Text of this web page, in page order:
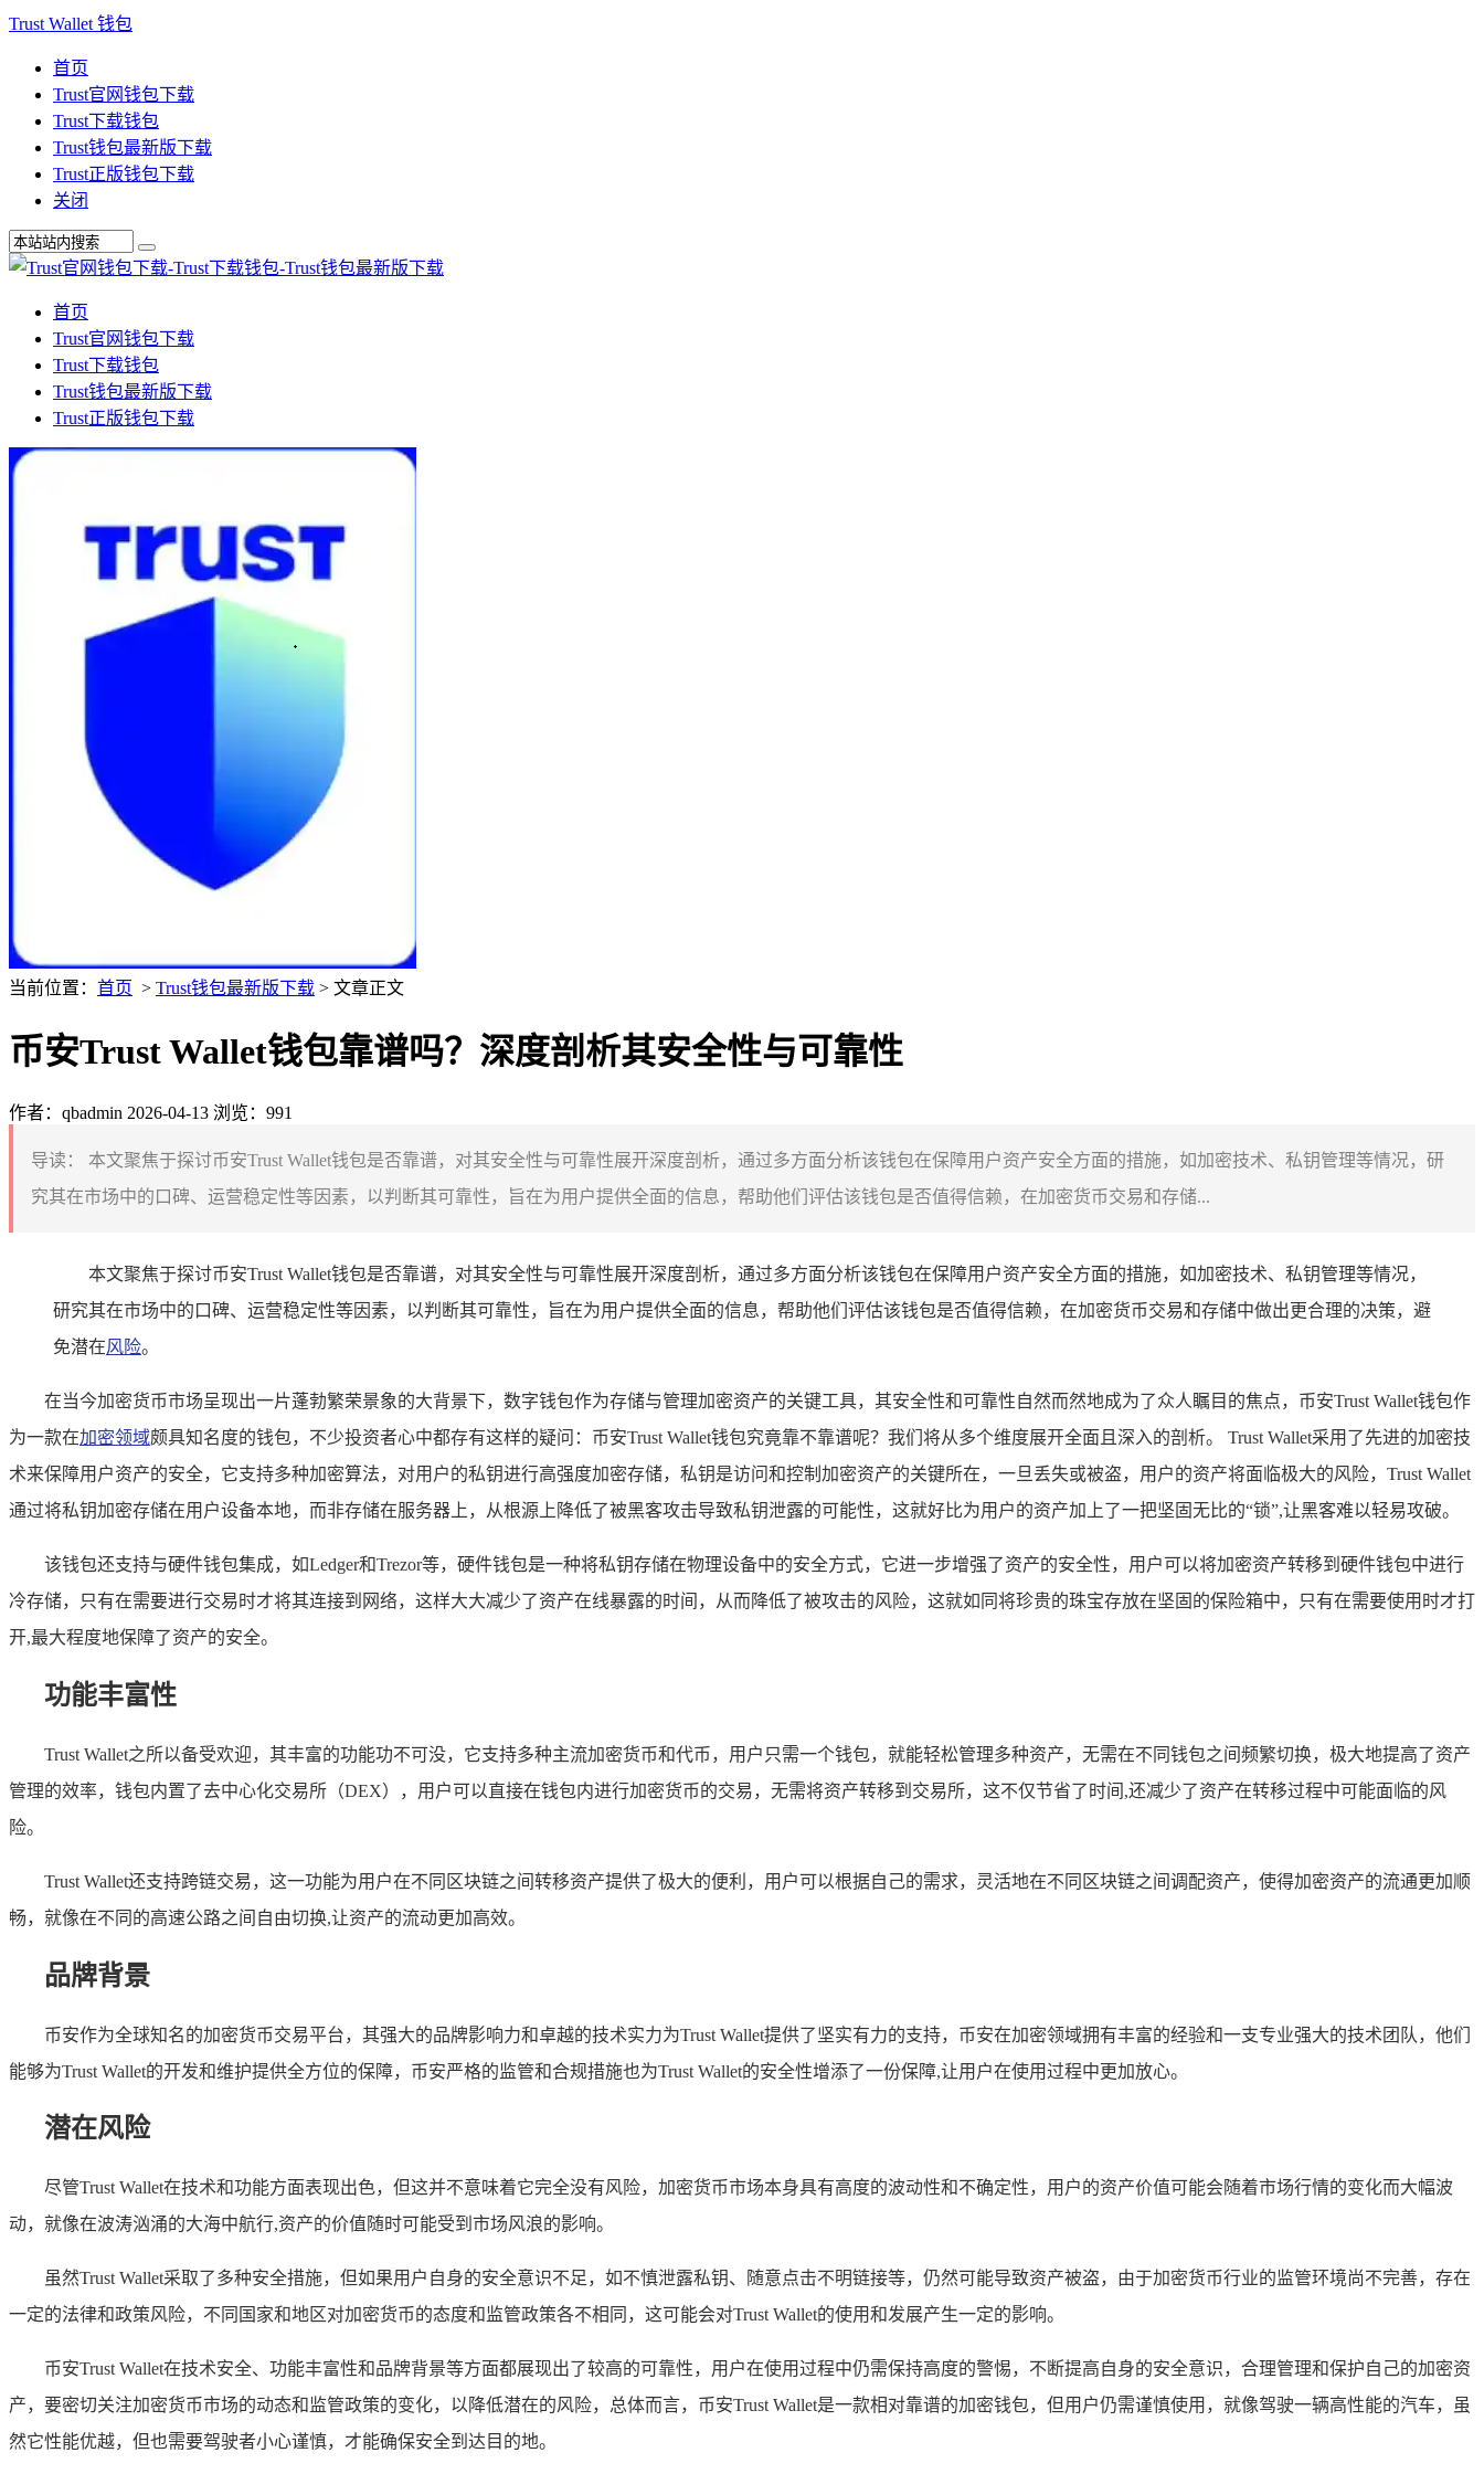
Trust Wallet 钱包
首页
Trust官网钱包下载
Trust下载钱包
Trust钱包最新版下载
Trust正版钱包下载
关闭
首页
Trust官网钱包下载
Trust下载钱包
Trust钱包最新版下载
Trust正版钱包下载
当前位置： 首页 > Trust钱包最新版下载 > 文章正文
币安Trust Wallet钱包靠谱吗？深度剖析其安全性与可靠性
作者：qbadmin 2026-04-13 浏览：991
导读：
本文聚焦于探讨币安Trust Wallet钱包是否靠谱，对其安全性与可靠性展开深度剖析，通过多方面分析该钱包在保障用户资产安全方面的措施，如加密技术、私钥管理等情况，研
究其在市场中的口碑、运营稳定性等因素，以判断其可靠性，旨在为用户提供全面的信息，帮助他们评估该钱包是否值得信赖，在加密货币交易和存储...
本文聚焦于探讨币安Trust Wallet钱包是否靠谱，对其安全性与可靠性展开深度剖析，通过多方面分析该钱包在保障用户资产安全方面的措施，如加密技术、私钥管理等情况，
研究其在市场中的口碑、运营稳定性等因素，以判断其可靠性，旨在为用户提供全面的信息，帮助他们评估该钱包是否值得信赖，在加密货币交易和存储中做出更合理的决策，避
免潜在风险。
在当今加密货币市场呈现出一片蓬勃繁荣景象的大背景下，数字钱包作为存储与管理加密资产的关键工具，其安全性和可靠性自然而然地成为了众人瞩目的焦点，币安Trust Wallet钱包作
为一款在加密领域颇具知名度的钱包，不少投资者心中都存有这样的疑问：币安Trust Wallet钱包究竟靠不靠谱呢？我们将从多个维度展开全面且深入的剖析。 Trust Wallet采用了先进的加密技
术来保障用户资产的安全，它支持多种加密算法，对用户的私钥进行高强度加密存储，私钥是访问和控制加密资产的关键所在，一旦丢失或被盗，用户的资产将面临极大的风险，Trust Wallet
通过将私钥加密存储在用户设备本地，而非存储在服务器上，从根源上降低了被黑客攻击导致私钥泄露的可能性，这就好比为用户的资产加上了一把坚固无比的“锁”,让黑客难以轻易攻破。
该钱包还支持与硬件钱包集成，如Ledger和Trezor等，硬件钱包是一种将私钥存储在物理设备中的安全方式，它进一步增强了资产的安全性，用户可以将加密资产转移到硬件钱包中进行
冷存储，只有在需要进行交易时才将其连接到网络，这样大大减少了资产在线暴露的时间，从而降低了被攻击的风险，这就如同将珍贵的珠宝存放在坚固的保险箱中，只有在需要使用时才打
开,最大程度地保障了资产的安全。
功能丰富性
Trust Wallet之所以备受欢迎，其丰富的功能功不可没，它支持多种主流加密货币和代币，用户只需一个钱包，就能轻松管理多种资产，无需在不同钱包之间频繁切换，极大地提高了资产
管理的效率，钱包内置了去中心化交易所（DEX），用户可以直接在钱包内进行加密货币的交易，无需将资产转移到交易所，这不仅节省了时间,还减少了资产在转移过程中可能面临的风
险。
Trust Wallet还支持跨链交易，这一功能为用户在不同区块链之间转移资产提供了极大的便利，用户可以根据自己的需求，灵活地在不同区块链之间调配资产，使得加密资产的流通更加顺
畅，就像在不同的高速公路之间自由切换,让资产的流动更加高效。
品牌背景
币安作为全球知名的加密货币交易平台，其强大的品牌影响力和卓越的技术实力为Trust Wallet提供了坚实有力的支持，币安在加密领域拥有丰富的经验和一支专业强大的技术团队，他们
能够为Trust Wallet的开发和维护提供全方位的保障，币安严格的监管和合规措施也为Trust Wallet的安全性增添了一份保障,让用户在使用过程中更加放心。
潜在风险
尽管Trust Wallet在技术和功能方面表现出色，但这并不意味着它完全没有风险，加密货币市场本身具有高度的波动性和不确定性，用户的资产价值可能会随着市场行情的变化而大幅波
动，就像在波涛汹涌的大海中航行,资产的价值随时可能受到市场风浪的影响。
虽然Trust Wallet采取了多种安全措施，但如果用户自身的安全意识不足，如不慎泄露私钥、随意点击不明链接等，仍然可能导致资产被盗，由于加密货币行业的监管环境尚不完善，存在
一定的法律和政策风险，不同国家和地区对加密货币的态度和监管政策各不相同，这可能会对Trust Wallet的使用和发展产生一定的影响。
币安Trust Wallet在技术安全、功能丰富性和品牌背景等方面都展现出了较高的可靠性，用户在使用过程中仍需保持高度的警惕，不断提高自身的安全意识，合理管理和保护自己的加密资
产，要密切关注加密货币市场的动态和监管政策的变化，以降低潜在的风险，总体而言，币安Trust Wallet是一款相对靠谱的加密钱包，但用户仍需谨慎使用，就像驾驶一辆高性能的汽车，虽
然它性能优越，但也需要驾驶者小心谨慎，才能确保安全到达目的地。